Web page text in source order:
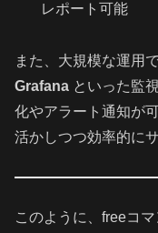
レポート可能
また、大規模な運用
Grafana といった監
化やアラート通知が
活かしつつ効率的に
このように、freeコ